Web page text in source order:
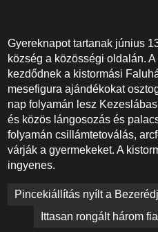
Gyereknapot tartanak június
község a közösségi oldalán.
kezdődnek a kistormási
mesefigura ajándékokat
nap folyamán lesz
és közös lángosozás és
folyamán csillámtetoválás,
várják a gyermekeket. A
ingyenes.
Bejegyzés
navigáció
Pincekiállítás nyílt a
Ittasan rongált három